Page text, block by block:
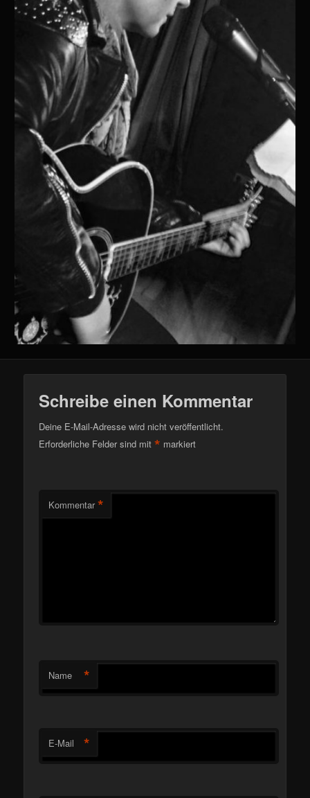
Schreibe einen Kommentar
Deine E-Mail-Adresse wird nicht veröffentlicht.
Erforderliche Felder sind mit* markiert
Kommentar *
Name *
E-Mail *